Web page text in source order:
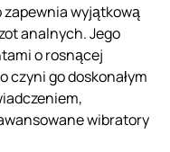
zapewnia wyjątkową
analnych. Jego
o rosnącej
czyni go doskonałym
wibratory